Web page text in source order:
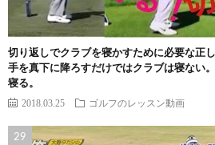
切り返しでクラブを寝かすために必要な正
手を真下に降ろすだけではクラブは寝ない
寝る。
2018.03.25 ゴルフのレッスン動画